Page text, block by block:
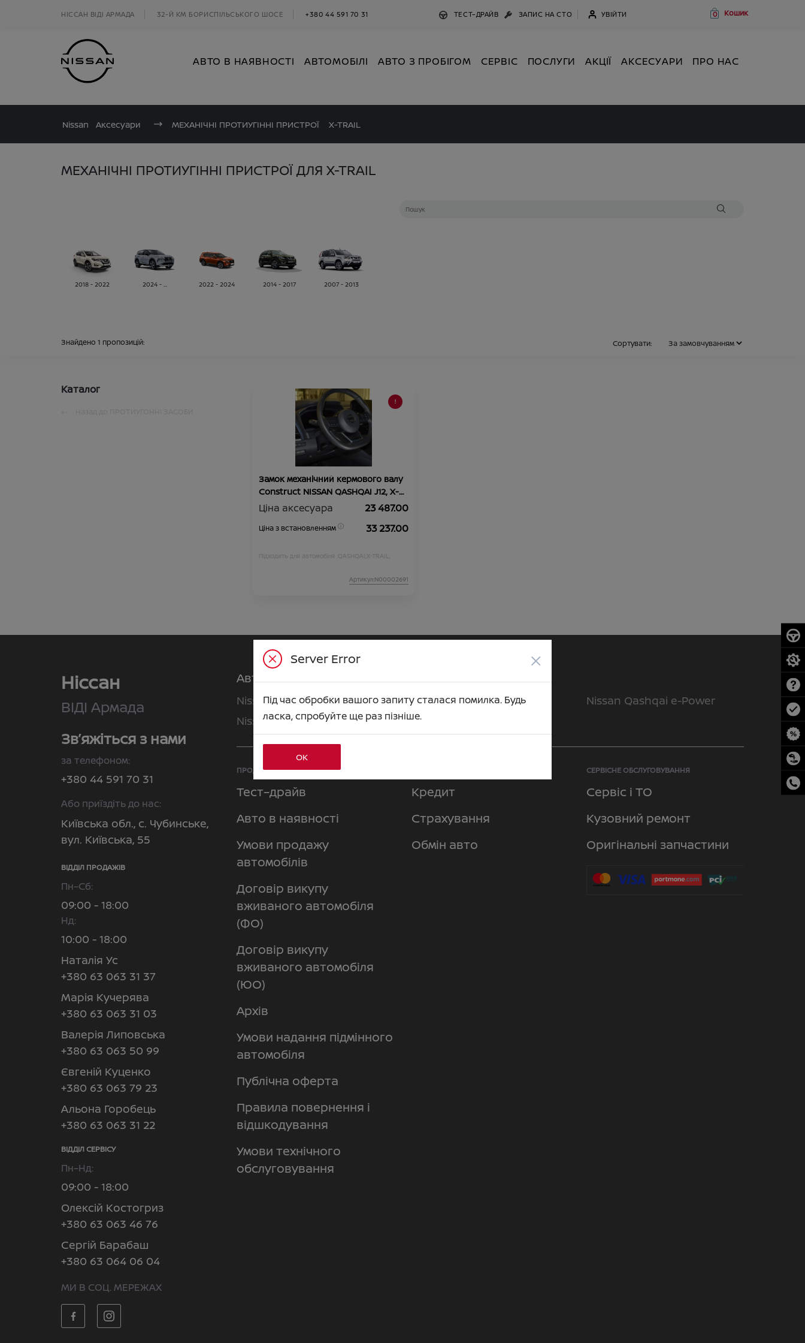
НІССАН ВІДІ АРМАДА 32-Й КМ БОРИСПІЛЬСЬКОГО ШОСЕ +380 44 591 70 31 ТЕСТ–ДРАЙВ ЗАПИС НА СТО УВІЙТИ 0 Кошик
АВТО В НАЯВНОСТІ АВТОМОБІЛІ АВТО З ПРОБІГОМ СЕРВІС ПОСЛУГИ АКЦІЇ АКСЕСУАРИ ПРО НАС
Nissan Аксесуари МЕХАНІЧНІ ПРОТИУГІННІ ПРИСТРОЇ X-TRAIL
МЕХАНІЧНІ ПРОТИУГІННІ ПРИСТРОЇ ДЛЯ X-TRAIL
2018 - 2022 2024 - ... 2022 - 2024 2014 - 2017 2007 - 2013
Знайдено 1 пропозицій: Сортувати:
Каталог
Замок механічний кермового валу
Construct NISSAN QASHQAI J12, X-
TRAIL T33
Ціна аксесуара 23 487.00
Ціна з встановленням 33 237.00
Підходить для автомобіля : QASHQAI; X-TRAIL;
Артикул:N00002691
Ніссан
ВІДІ Армада
Зв’яжіться з нами
за телефоном:
+380 44 591 70 31
Або приїздіть до нас:
Київська обл., с. Чубинське,
вул. Київська, 55
ВІДДІЛ ПРОДАЖІВ
Пн–Сб:
09:00 - 18:00
Нд:
10:00 - 18:00
Наталія Ус
+380 63 063 31 37
Марія Кучерява
+380 63 063 31 03
Валерія Липовська
+380 63 063 50 99
Євгеній Куценко
+380 63 063 79 23
Альона Горобець
+380 63 063 31 22
ВІДДІЛ CЕРВІСУ
Пн–Нд:
09:00 - 18:00
Олексій Костогриз
+380 63 063 46 76
Сергій Барабаш
+380 63 064 06 04
МИ В СОЦ. МЕРЕЖАХ
Автомобілі
Nissan QASHQAI Nissan X-Trail e-POWER
Nissan Qashqai e-Power
Nissan JUKE
ПРОДАЖ АВТО
Тест–драйв
Авто в наявності
Умови продажу
автомобілів
Договір викупу
вживаного автомобіля
(ФО)
Договір викупу
вживаного автомобіля
(ЮО)
Архів
Умови надання підмінного
автомобіля
Публічна оферта
Правила повернення і
відшкодування
Умови технічного
обслуговування
Кредит
Страхування
Обмін авто
СЕРВІСНЕ ОБСЛУГОВУВАННЯ
Сервіс і ТО
Кузовний ремонт
Оригінальні запчастини
Server Error ×
Під час обробки вашого запиту сталася помилка. Будь
ласка, спробуйте ще раз пізніше.
ОК